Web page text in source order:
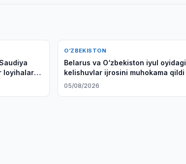
loyihalarni
O‘ZBEKISTON
Belarus va O‘zbekiston iyul oyidagi
kelishuvlar ijrosini muhokama qildi
05/08/2026